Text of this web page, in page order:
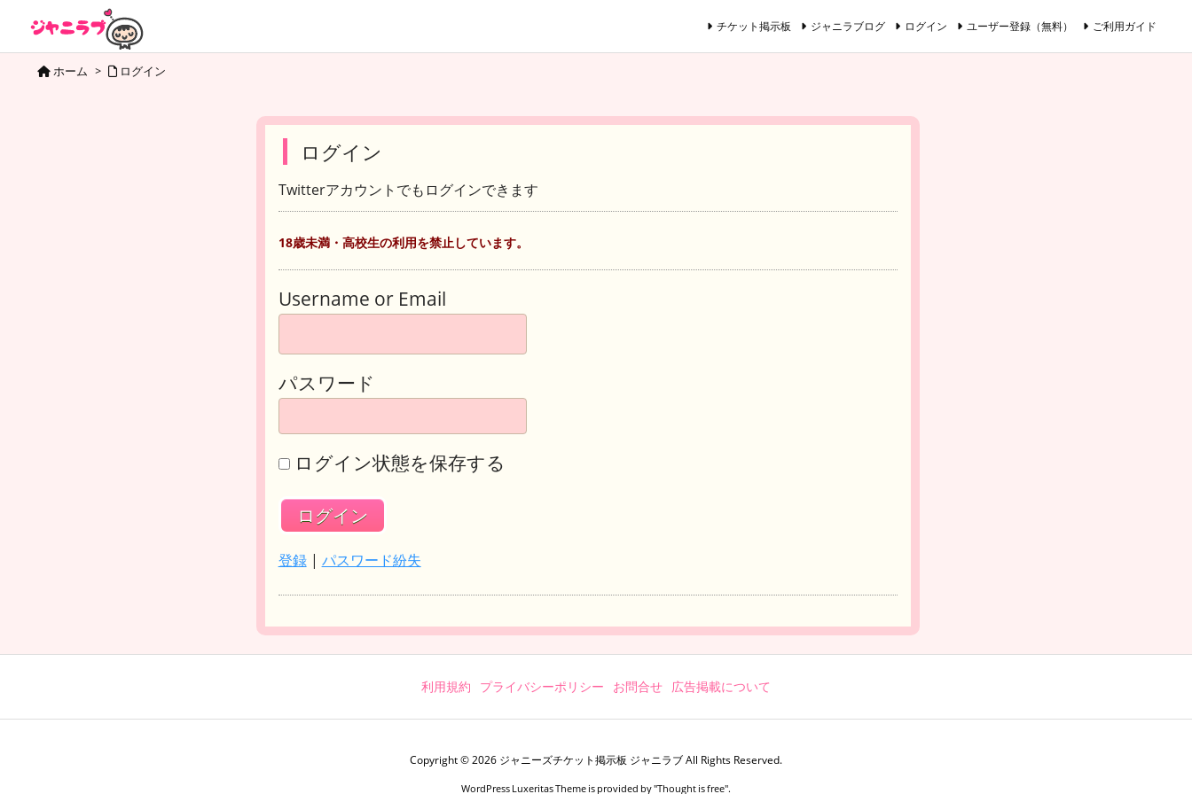
チケット掲示板 ジャニラブログ ログイン ユーザー登録（無料） ご利用ガイド
ホーム > ログイン
ログイン
Twitterアカウントでもログインできます
18歳未満・高校生の利用を禁止しています。
Username or Email
パスワード
ログイン状態を保存する
登録| パスワード紛失
利用規約 プライバシーポリシー お問合せ 広告掲載について
Copyright ©2026 ジャニーズチケット掲示板 ジャニラブAll Rights Reserved.
WordPress Luxeritas Theme is provided by "Thought is free".